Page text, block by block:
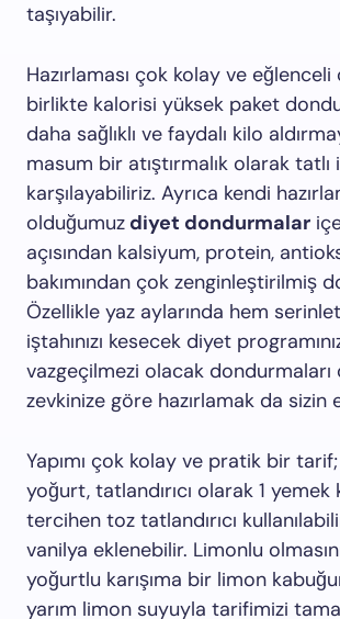
taşıyabilir.
Hazırlaması çok kolay ve eğlenceli
birlikte kalorisi yüksek paket
daha sağlıklı ve faydalı kilo
masum bir atıştırmalık olarak tatlı
karşılayabiliriz. Ayrıca kendi
olduğumuz diyet dondurmalar
açısından kalsiyum, protein,
bakımından çok zenginleştirilmiş
Özellikle yaz aylarında hem
iştahınızı kesecek diyet
vazgeçilmezi olacak dondurmaları
zevkinize göre hazırlamak da sizin
Yapımı çok kolay ve pratik bir
yoğurt, tatlandırıcı olarak 1 yemek
tercihen toz tatlandırıcı
vanilya eklenebilir. Limonlu
yoğurtlu karışıma bir limon
yarım limon suyuyla tarifimizi